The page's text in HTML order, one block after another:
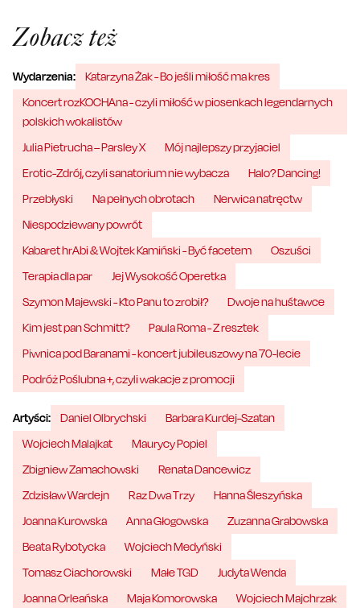
Zobacz też
Wydarzenia:
Katarzyna Żak - Bo jeśli miłość ma kres
Koncert rozKOCHAna - czyli miłość w piosenkach legendarnych
polskich wokalistów
Julia Pietrucha – Parsley X
Mój najlepszy przyjaciel
Erotic-Zdrój, czyli sanatorium nie wybacza
Halo? Dancing!
Przebłyski
Na pełnych obrotach
Nerwica natręctw
Niespodziewany powrót
Kabaret hrAbi & Wojtek Kamiński - Być facetem
Oszuści
Terapia dla par
Jej Wysokość Operetka
Szymon Majewski - Kto Panu to zrobił?
Dwoje na huśtawce
Kim jest pan Schmitt?
Paula Roma - Z resztek
Piwnica pod Baranami - koncert jubileuszowy na 70-lecie
Podróż Poślubna +, czyli wakacje z promocji
Artyści: Daniel Olbrychski
Barbara Kurdej-Szatan
Wojciech Malajkat
Maurycy Popiel
Zbigniew Zamachowski
Renata Dancewicz
Zdzisław Wardejn
Raz Dwa Trzy
Hanna Śleszyńska
Joanna Kurowska
Anna Głogowska
Zuzanna Grabowska
Beata Rybotycka
Wojciech Medyński
Tomasz Ciachorowski
Małe TGD
Judyta Wenda
Joanna Orleańska
Maja Komorowska Wojciech Majchrzak